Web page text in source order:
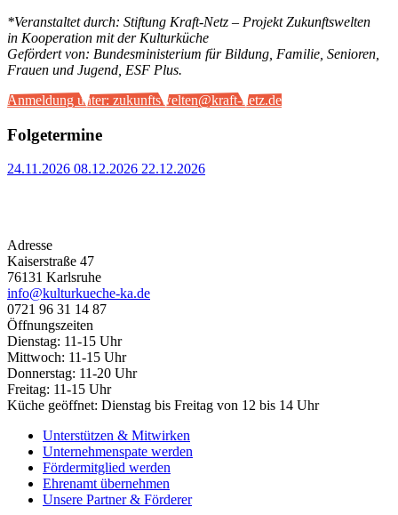
*Veranstaltet durch: Stiftung Kraft-Netz – Projekt Zukunftswelten
in Kooperation mit der Kulturküche
Gefördert von: Bundesministerium für Bildung, Familie, Senioren,
Frauen und Jugend, ESF Plus.
Anmeldung unter: zukunftswelten@kraft-netz.de
Folgetermine
24.11.2026 08.12.2026 22.12.2026
Adresse
Kaiserstraße 47
76131 Karlsruhe
info@kulturkueche-ka.de
0721 96 31 14 87
Öffnungszeiten
Dienstag: 11-15 Uhr
Mittwoch: 11-15 Uhr
Donnerstag: 11-20 Uhr
Freitag: 11-15 Uhr
Küche geöffnet: Dienstag bis Freitag von 12 bis 14 Uhr
Unterstützen & Mitwirken
Unternehmenspate werden
Fördermitglied werden
Ehrenamt übernehmen
Unsere Partner & Förderer